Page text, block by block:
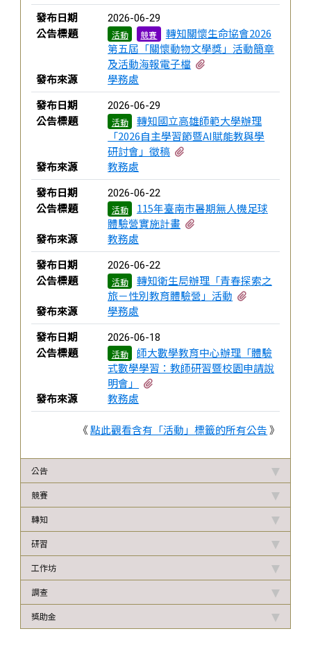
發布日期
2026-06-29
公告標題 活動 競賽
轉知關懷生命協會2026
第五屆「關懷動物文學獎」活動簡章
及活動海報電子檔
發布來源
學務處
發布日期
2026-06-29
公告標題 活動
轉知國立高雄師範大學辦理
「2026自主學習節暨AI賦能教與學
研討會」徵稿
發布來源
教務處
發布日期
2026-06-22
公告標題 活動
115年臺南市暑期無人機足球
體驗營實施計畫
發布來源
教務處
發布日期
2026-06-22
公告標題 活動
轉知衛生局辦理「青春探索之
旅－性別教育體驗營」活動
發布來源
學務處
發布日期
2026-06-18
公告標題 活動
師大數學教育中心辦理「體驗
式數學學習：教師研習暨校園申請說
明會」
發布來源
教務處
《點此觀看含有「活動」標籤的所有公告》
公告
競賽
轉知
研習
工作坊
調查
獎助金